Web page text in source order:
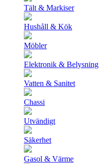
Tält & Markiser
Hushåll & Kök
Möbler
Elektronik & Belysning
Vatten & Sanitet
Chassi
Utvändigt
Säkerhet
Gasol & Värme